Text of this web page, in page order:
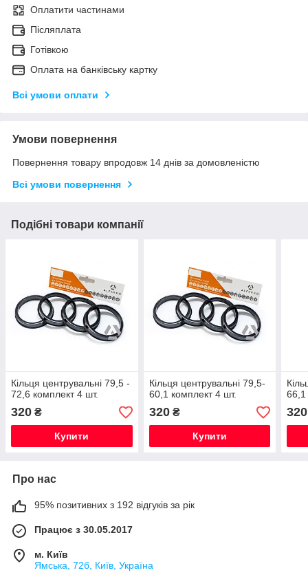
Оплатити частинами
Післяплата
Готівкою
Оплата на банківську картку
Всі умови оплати
Умови повернення
Повернення товару впродовж 14 днів за домовленістю
Всі умови повернення
Подібні товари компанії
Кільця центрувальні 79,5 -
72,6 комплект 4 шт.
320 ₴
Купити
Кільця центрувальні 79,5-
60,1 комплект 4 шт.
320₴
Купити
66,1
320
Про нас
95% позитивних з 192 відгуків за рік
Працює з 30.05.2017
м. Київ
Ямська, 72б, Київ, Україна